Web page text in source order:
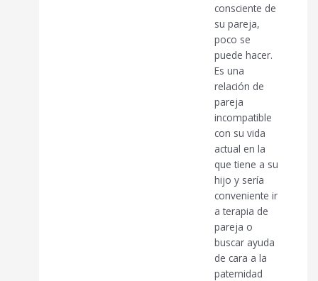
consciente de
su pareja,
poco se
puede hacer.
Es una
relación de
pareja
incompatible
con su vida
actual en la
que tiene a su
hijo y sería
conveniente ir
a terapia de
pareja o
buscar ayuda
de cara a la
paternidad